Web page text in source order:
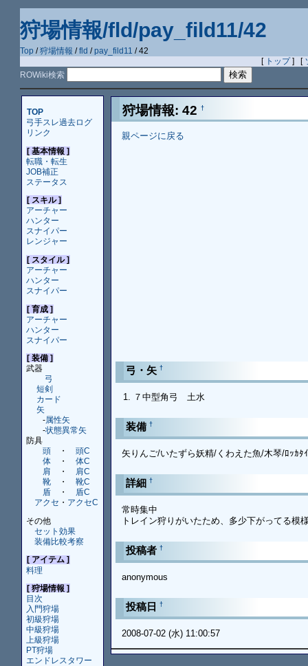
狩場情報/fld/pay_fild11/42
Top /狩場情報 /fld /pay_fild11 / 42
[ トップ] [
ROWiki検索
TOP
弓手スレ過去ログ
リンク
[ 基本情報 ]
転職・転生
JOB補正
ステータス
[ スキル ]
アーチャー
ハンター
スナイパー
レンジャー
[ スタイル ]
アーチャー
ハンター
スナイパー
[ 育成 ]
アーチャー
ハンター
スナイパー
[ 装備 ]
武器
弓
短剣
カード
矢
-属性矢
-状態異常矢
防具
頭
・
頭C
体
・
体C
肩
・
肩C
靴
・
靴C
盾
・
盾C
アクセ ・ アクセC
その他
セット効果
装備比較考察
[ アイテム ]
料理
[ 狩場情報 ]
目次
入門狩場
初級狩場
中級狩場
上級狩場
PT狩場
エンドレスタワー
狩場情報: 42 †
親ページに戻る
弓・矢 †
７中型角弓 土水
装備 †
矢りんご/いたずら妖精/くわえた魚/木琴/ﾛｯｶﾀ
詳細 †
常時集中
トレイン狩りがいたため、多少下がってる模
投稿者 †
anonymous
投稿日 †
2008-07-02 (水) 11:00:57